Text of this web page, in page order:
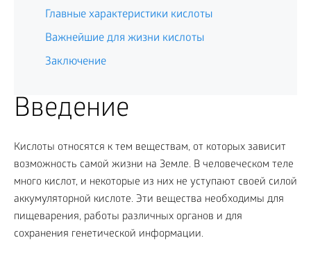
Главные характеристики кислоты
Важнейшие для жизни кислоты
Заключение
Введение
Кислоты относятся к тем веществам, от которых зависит
возможность самой жизни на Земле. В человеческом теле
много кислот, и некоторые из них не уступают своей силой
аккумуляторной кислоте. Эти вещества необходимы для
пищеварения, работы различных органов и для
сохранения генетической информации.